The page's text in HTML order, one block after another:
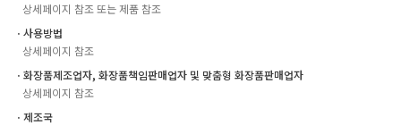
상세페이지 참조 또는 제품 참조
ㆍ사용방법
상세페이지 참조
ㆍ화장품제조업자, 화장품책임판매업자 및 맞춤형 화장품판매업자
상세페이지 참조
ㆍ제조국